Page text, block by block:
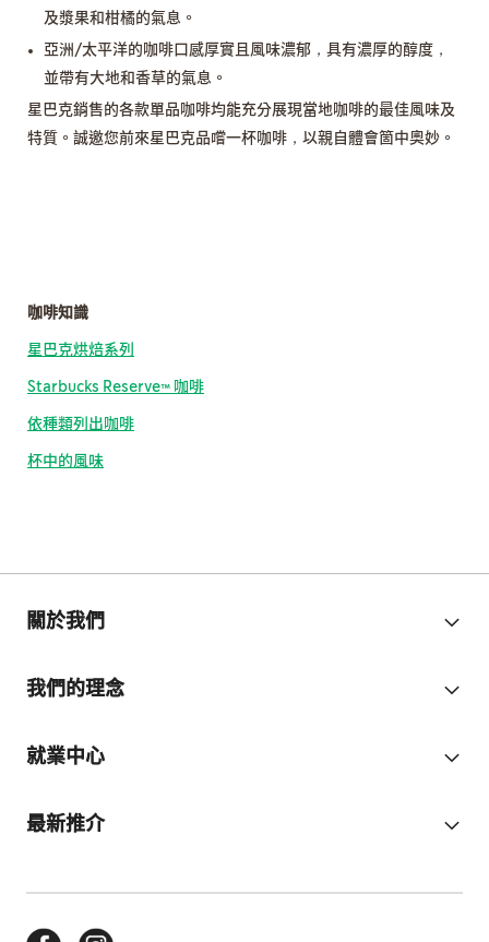
及漿果和柑橘的氣息。
亞洲/太平洋的咖啡口感厚實且風味濃郁，具有濃厚的醇度，
並帶有大地和香草的氣息。
星巴克銷售的各款單品咖啡均能充分展現當地咖啡的最佳風味及
特質。誠邀您前來星巴克品嚐一杯咖啡，以親自體會箇中奧妙。
咖啡知識
星巴克烘焙系列
Starbucks Reserve™ 咖啡
依種類列出咖啡
杯中的風味
關於我們
我們的理念
就業中心
最新推介